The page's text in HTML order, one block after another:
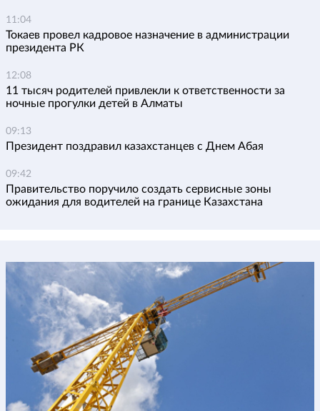
11:04
Токаев провел кадровое назначение в администрации
президента РК
12:08
11 тысяч родителей привлекли к ответственности за
ночные прогулки детей в Алматы
09:13
Президент поздравил казахстанцев с Днем Абая
09:42
Правительство поручило создать сервисные зоны
ожидания для водителей на границе Казахстана